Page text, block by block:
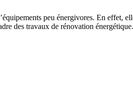
peu énergivores. En effet,
des travaux de rénovation